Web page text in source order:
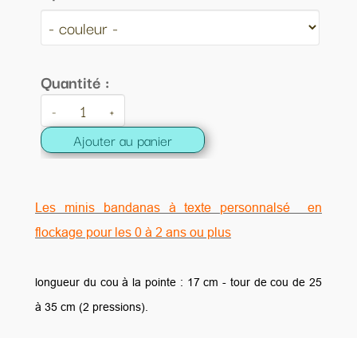
Quantité :
- +
Ajouter au panier
Les minis bandanas à texte personnalsé en
flockage pour les 0 à 2 ans ou plus
longueur du cou à la pointe : 17 cm - tour de cou de 25
à 35 cm (2 pressions).